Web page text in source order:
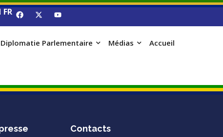
FR
Diplomatie Parlementaire Médias Accueil
Contacts